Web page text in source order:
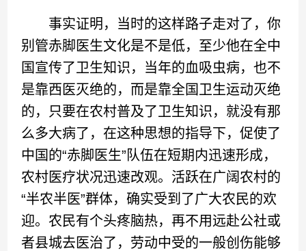
事实证明，当时的这样路子走对了，你
别管赤脚医生文化是不是低，至少他在全中
国宣传了卫生知识，当年的血吸虫病，也不
是靠西医灭绝的，而是靠全国卫生运动灭绝
的，只要在农村普及了卫生知识，就没有那
么多大病了，在这种思想的指导下，促使了
中国的“赤脚医生”队伍在短期内迅速形成，
农村医疗状况迅速改观。活跃在广阔农村的
“半农半医”群体，确实受到了广大农民的欢
迎。农民有个头疼脑热，再不用远赴公社或
者县城去医治了，劳动中受的一般创伤能够